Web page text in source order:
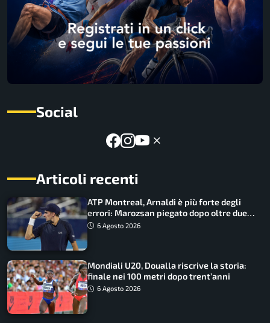
Social
Articoli recenti
ATP Montreal, Arnaldi è più forte degli
errori: Marozsan piegato dopo oltre due
ore6 Agosto 2026
Mondiali U20, Doualla riscrive la storia:
finale nei 100 metri dopo trent’anni
6 Agosto 2026